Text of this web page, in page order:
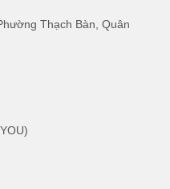
Thạch Bàn, Quân